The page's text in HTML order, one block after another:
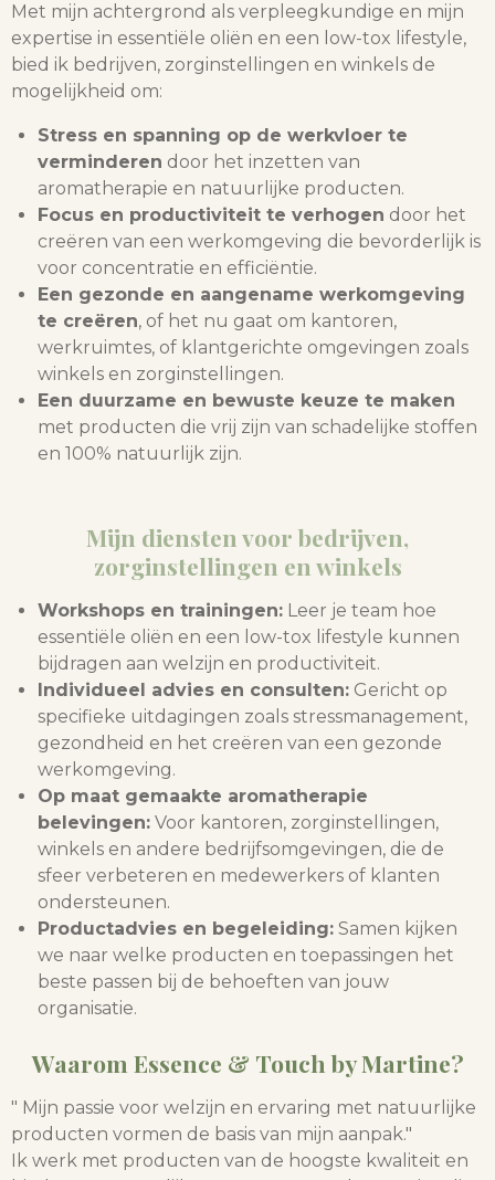
Met mijn achtergrond als verpleegkundige en mijn
expertise in essentiële oliën en een low-tox lifestyle,
bied ik bedrijven, zorginstellingen en winkels de
mogelijkheid om:
Stress en spanning op de werkvloer te
verminderen door het inzetten van
aromatherapie en natuurlijke producten.
Focus en productiviteit te verhogen door het
creëren van een werkomgeving die bevorderlijk is
voor concentratie en efficiëntie.
Een gezonde en aangename werkomgeving
te creëren, of het nu gaat om kantoren,
werkruimtes, of klantgerichte omgevingen zoals
winkels en zorginstellingen.
Een duurzame en bewuste keuze te maken
met producten die vrij zijn van schadelijke stoffen
en 100% natuurlijk zijn.
Mijn diensten voor bedrijven,
zorginstellingen en winkels
Workshops en trainingen: Leer je team hoe
essentiële oliën en een low-tox lifestyle kunnen
bijdragen aan welzijn en productiviteit.
Individueel advies en consulten: Gericht op
specifieke uitdagingen zoals stressmanagement,
gezondheid en het creëren van een gezonde
werkomgeving.
Op maat gemaakte aromatherapie
belevingen: Voor kantoren, zorginstellingen,
winkels en andere bedrijfsomgevingen, die de
sfeer verbeteren en medewerkers of klanten
ondersteunen.
Productadvies en begeleiding: Samen kijken
we naar welke producten en toepassingen het
beste passen bij de behoeften van jouw
organisatie.
Waarom Essence & Touch by Martine?
" Mijn passie voor welzijn en ervaring met natuurlijke
producten vormen de basis van mijn aanpak."
Ik werk met producten van de hoogste kwaliteit en